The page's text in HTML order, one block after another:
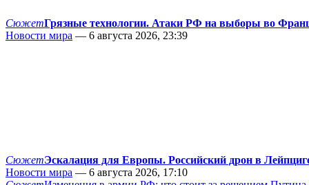
СюжетГрязные технологии. Атаки РФ на выборы во
Новости мира — 6 августа 2026, 23:39
СюжетЭскалация для Европы. Российский дрон в
Новости мира — 6 августа 2026, 17:10